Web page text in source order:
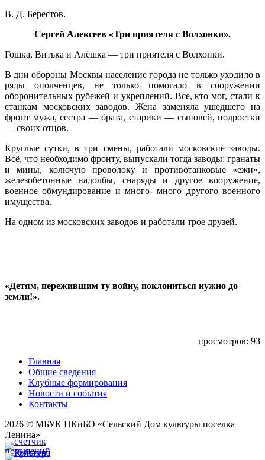
В. Д. Берестов.
Сергей Алексеев «Три приятеля с Волхонки».
Гошка, Витька и Алёшка — три приятеля с Волхонки.
В дни обороны Москвы население города не только уходило в
ряды ополченцев, не только помогало в сооружении
оборонительных рубежей и укреплений. Все, кто мог, стали к
станкам московских заводов. Жена заменяла ушедшего на
фронт мужа, сестра — брата, старики — сыновей, подростки
— своих отцов.
Круглые сутки, в три смены, работали московские заводы.
Всё, что необходимо фронту, выпускали тогда заводы: гранаты
и мины, колючую проволоку и противотанковые «ежи»,
железобетонные надолбы, снаряды и другое вооружение,
военное обмундирование и много- много другого военного
имущества.
На одном из московских заводов и работали трое друзей.
«Детям, пережившим ту войну, поклониться нужно до
земли!».
просмотров: 93
Главная
Общие сведения
Клубные формирования
Новости и события
Контакты
2026 © МБУК ЦКиБО «Сельский Дом культуры поселка
Ленина»